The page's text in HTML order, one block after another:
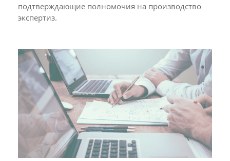
подтверждающие полномочия на производство
экспертиз.